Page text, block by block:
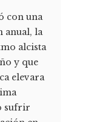
con una
anual, la
alcista
y que
elevara
sufrir